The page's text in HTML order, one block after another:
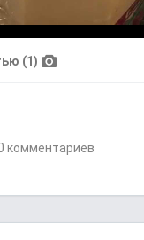
(1)
комментариев